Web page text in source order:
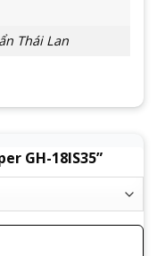
Thái Lan
GH-18IS35”